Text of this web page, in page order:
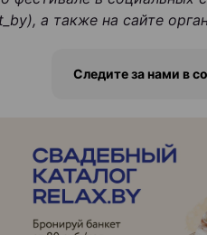
а также на сайте
Следите за нами в
ЭФФЕКТИВНАЯ